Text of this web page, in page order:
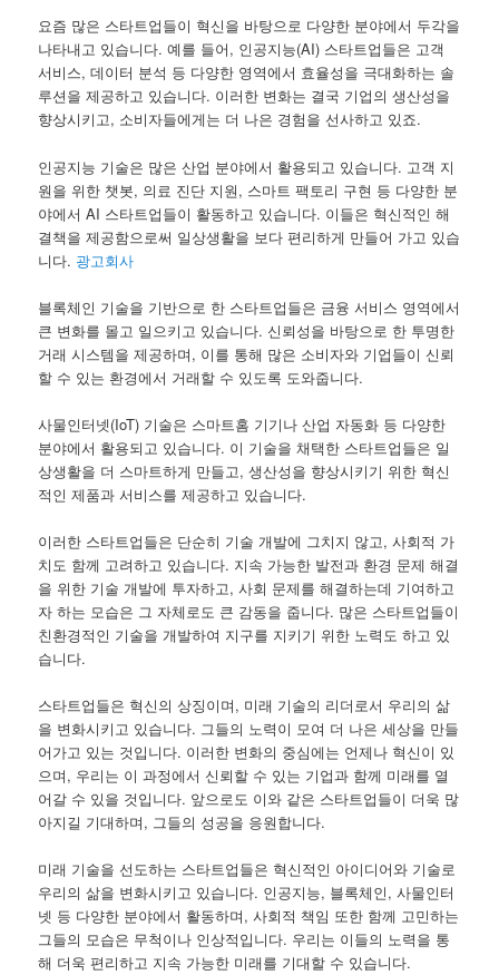
요즘 많은 스타트업들이 혁신을 바탕으로 다양한 분야에서 두각을
나타내고 있습니다. 예를 들어, 인공지능(AI) 스타트업들은 고객
서비스, 데이터 분석 등 다양한 영역에서 효율성을 극대화하는 솔
루션을 제공하고 있습니다. 이러한 변화는 결국 기업의 생산성을
향상시키고, 소비자들에게는 더 나은 경험을 선사하고 있죠.
인공지능 기술은 많은 산업 분야에서 활용되고 있습니다. 고객 지
원을 위한 챗봇, 의료 진단 지원, 스마트 팩토리 구현 등 다양한 분
야에서 AI 스타트업들이 활동하고 있습니다. 이들은 혁신적인 해
결책을 제공함으로써 일상생활을 보다 편리하게 만들어 가고 있습
니다. 광고회사
블록체인 기술을 기반으로 한 스타트업들은 금융 서비스 영역에서
큰 변화를 몰고 일으키고 있습니다. 신뢰성을 바탕으로 한 투명한
거래 시스템을 제공하며, 이를 통해 많은 소비자와 기업들이 신뢰
할 수 있는 환경에서 거래할 수 있도록 도와줍니다.
사물인터넷(IoT) 기술은 스마트홈 기기나 산업 자동화 등 다양한
분야에서 활용되고 있습니다. 이 기술을 채택한 스타트업들은 일
상생활을 더 스마트하게 만들고, 생산성을 향상시키기 위한 혁신
적인 제품과 서비스를 제공하고 있습니다.
이러한 스타트업들은 단순히 기술 개발에 그치지 않고, 사회적 가
치도 함께 고려하고 있습니다. 지속 가능한 발전과 환경 문제 해결
을 위한 기술 개발에 투자하고, 사회 문제를 해결하는데 기여하고
자 하는 모습은 그 자체로도 큰 감동을 줍니다. 많은 스타트업들이
친환경적인 기술을 개발하여 지구를 지키기 위한 노력도 하고 있
습니다.
스타트업들은 혁신의 상징이며, 미래 기술의 리더로서 우리의 삶
을 변화시키고 있습니다. 그들의 노력이 모여 더 나은 세상을 만들
어가고 있는 것입니다. 이러한 변화의 중심에는 언제나 혁신이 있
으며, 우리는 이 과정에서 신뢰할 수 있는 기업과 함께 미래를 열
어갈 수 있을 것입니다. 앞으로도 이와 같은 스타트업들이 더욱 많
아지길 기대하며, 그들의 성공을 응원합니다.
미래 기술을 선도하는 스타트업들은 혁신적인 아이디어와 기술로
우리의 삶을 변화시키고 있습니다. 인공지능, 블록체인, 사물인터
넷 등 다양한 분야에서 활동하며, 사회적 책임 또한 함께 고민하는
그들의 모습은 무척이나 인상적입니다. 우리는 이들의 노력을 통
해 더욱 편리하고 지속 가능한 미래를 기대할 수 있습니다.